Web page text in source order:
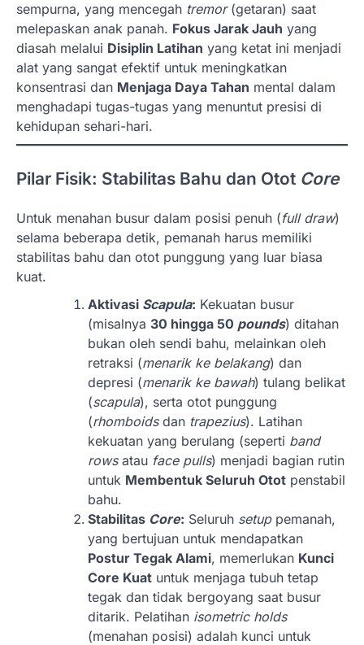
sempurna, yang mencegah tremor(getaran) saat
melepaskan anak panah. Fokus Jarak Jauh yang
diasah melalui Disiplin Latihan yang ketat ini menjadi
alat yang sangat efektif untuk meningkatkan
konsentrasi dan Menjaga Daya Tahan mental dalam
menghadapi tugas-tugas yang menuntut presisi di
kehidupan sehari-hari.
Pilar Fisik: Stabilitas Bahu dan Otot Core
Untuk menahan busur dalam posisi penuh (full draw)
selama beberapa detik, pemanah harus memiliki
stabilitas bahu dan otot punggung yang luar biasa
kuat.
Aktivasi Scapula: Kekuatan busur
(misalnya 30 hingga 50 pounds) ditahan
bukan oleh sendi bahu, melainkan oleh
retraksi (menarik ke belakang) dan
depresi (menarik ke bawah) tulang belikat
(scapula), serta otot punggung
(rhomboidsdan trapezius). Latihan
kekuatan yang berulang (seperti band
rowsatau face pulls) menjadi bagian rutin
untuk Membentuk Seluruh Otot penstabil
bahu.
Stabilitas Core: Seluruh setuppemanah,
yang bertujuan untuk mendapatkan
Postur Tegak Alami, memerlukan Kunci
Core Kuat untuk menjaga tubuh tetap
tegak dan tidak bergoyang saat busur
ditarik. Pelatihan isometric holds
(menahan posisi) adalah kunci untuk